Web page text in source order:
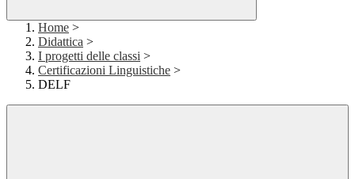
Home >
Didattica >
I progetti delle classi >
Certificazioni Linguistiche >
DELF